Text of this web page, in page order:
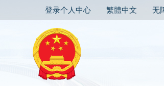
登录个人中心 繁體中文 无